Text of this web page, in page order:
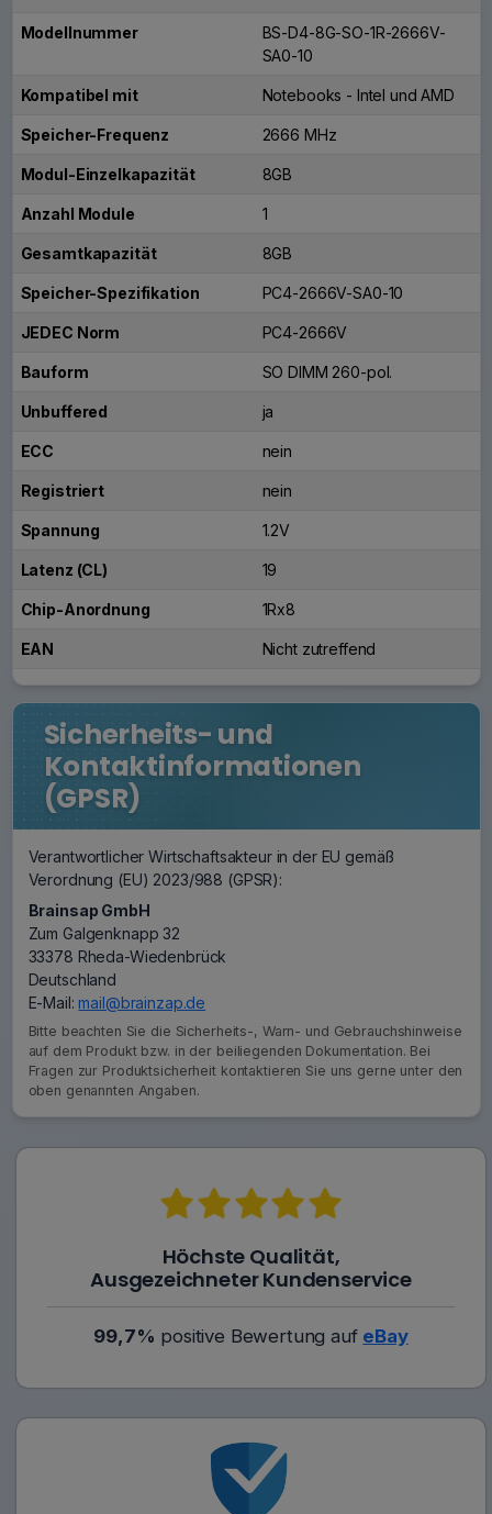
Modellnummer
BS-D4-8G-SO-1R-2666V-
SA0-10
Kompatibel mit Notebooks - Intel und AMD
Speicher-Frequenz 2666 MHz
Modul-Einzelkapazität 8GB
Anzahl Module 1
Gesamtkapazität 8GB
Speicher-Spezifikation PC4-2666V-SA0-10
JEDEC Norm PC4-2666V
Bauform SO DIMM 260-pol.
Unbuffered ja
ECC nein
Registriert nein
Spannung 1.2V
Latenz (CL) 19
Chip-Anordnung 1Rx8
EAN Nicht zutreffend
Sicherheits- und
Kontaktinformationen
(GPSR)
Verantwortlicher Wirtschaftsakteur in der EU gemäß
Verordnung (EU) 2023/988 (GPSR):
Brainsap GmbH
Zum Galgenknapp 32
33378 Rheda-Wiedenbrück
Deutschland
E-Mail:mail@brainzap.de
Bitte beachten Sie die Sicherheits-, Warn- und Gebrauchshinweise
auf dem Produkt bzw. in der beiliegenden Dokumentation. Bei
Fragen zur Produktsicherheit kontaktieren Sie uns gerne unter den
oben genannten Angaben.
Höchste Qualität,
Ausgezeichneter Kundenservice
99,7% positive Bewertung auf eBay